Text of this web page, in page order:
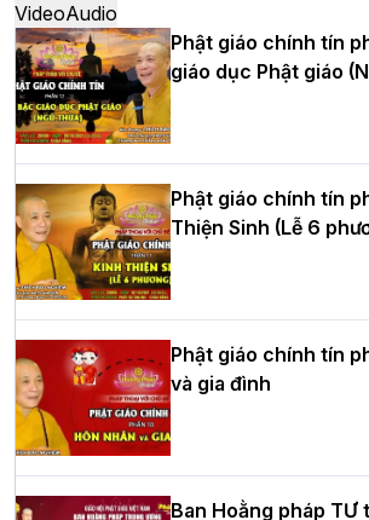
Học yêu thương trong ngày tu tập thứ
tư của Khóa sinh hoạt Phật pháp mùa
hè tại chùa Bằng
HT.Thích Thọ Lạc được suy cử làm tân
Trưởng BTS GHPGVN tỉnh Nghệ An
Hòa thượng Thích Quảng Tùng tái đắc
cử Trưởng BTS GHPGVN thành phố Hải
Phòng nhiệm kỳ 2026 – 2031
VideoAudio
Phật giáo chính tín
giáo dục Phật giáo
Phật giáo chính tín
Thiện Sinh (Lễ 6
Phật giáo chính tín
và gia đình
Ban Hoằng pháp TƯ